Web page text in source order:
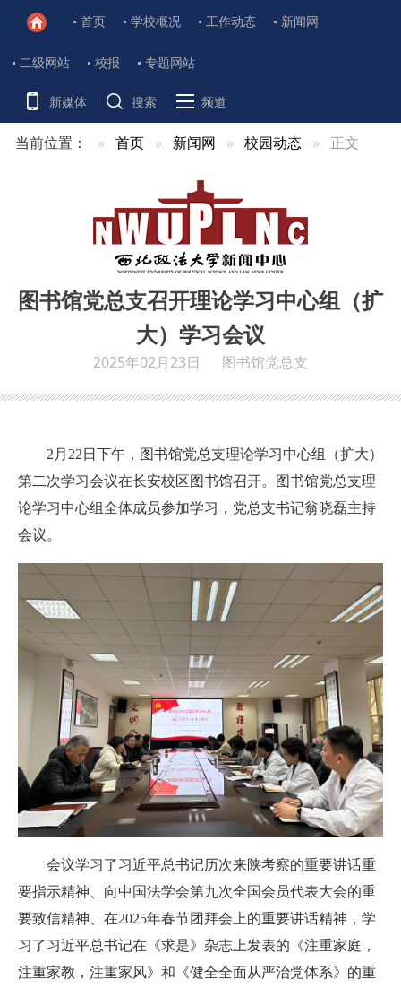
首页 学校概况 工作动态 新闻网
二级网站 校报 专题网站
新媒体 搜索 频道
当前位置： 首页 新闻网 校园动态 正文
图书馆党总支召开理论学习中心组（扩
大）学习会议
2025年02月23日 图书馆党总支
2月22日下午，图书馆党总支理论学习中心组（扩大）
第二次学习会议在长安校区图书馆召开。图书馆党总支理
论学习中心组全体成员参加学习，党总支书记翁晓磊主持
会议。
会议学习了习近平总书记历次来陕考察的重要讲话重
要指示精神、向中国法学会第九次全国会员代表大会的重
要致信精神、在2025年春节团拜会上的重要讲话精神，学
习了习近平总书记在《求是》杂志上发表的《注重家庭，
注重家教，注重家风》和《健全全面从严治党体系》的重